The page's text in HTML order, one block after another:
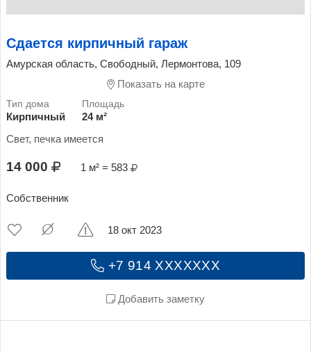
Сдается кирпичный гараж
Амурская область, Свободный, Лермонтова, 109
Показать на карте
Кирпичный
24 м²
Свет, печка имеется
14 000 1 м² = 583
Собственник
+7 914 XXXXXXX
Добавить заметку
18 окт 2023